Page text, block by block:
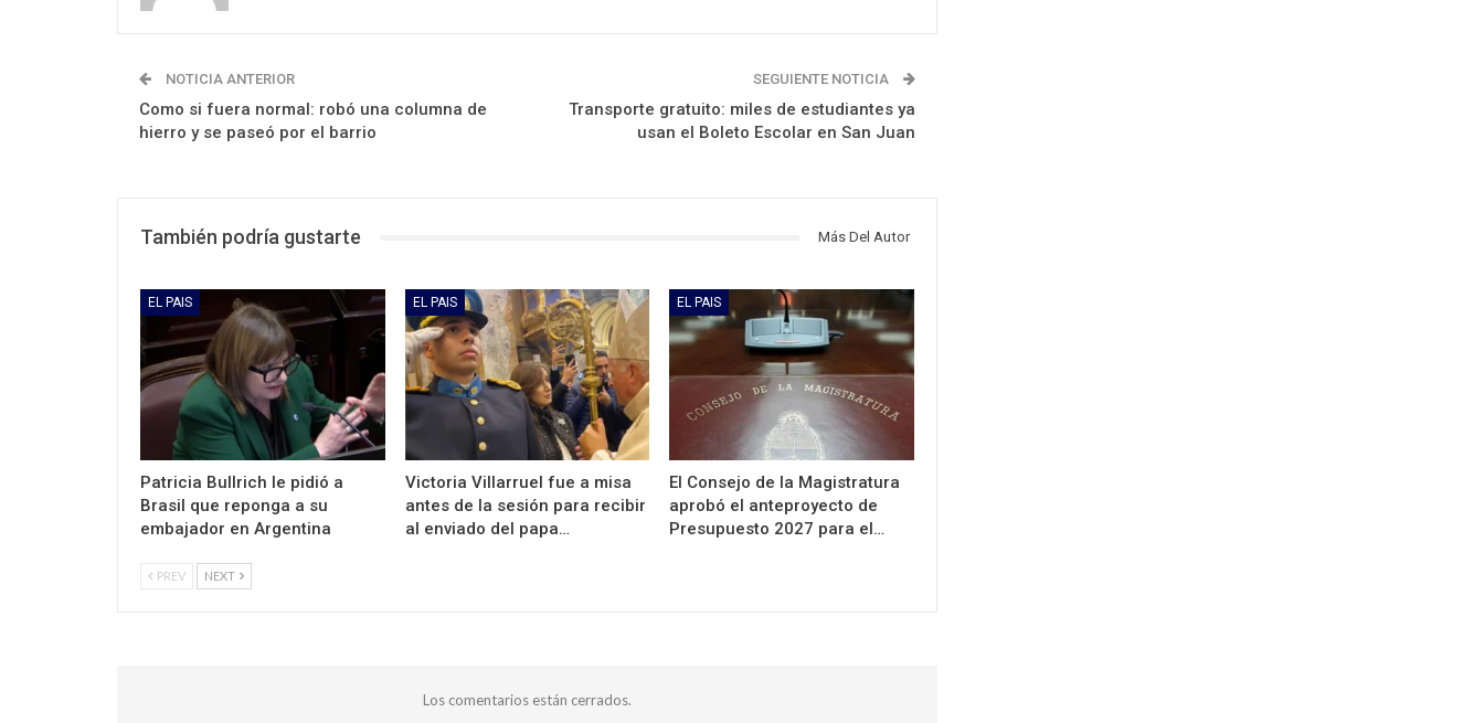
NOTICIA ANTERIOR
Como si fuera normal: robó una columna de
hierro y se paseó por el barrio
SEGUIENTE NOTICIA
Transporte gratuito: miles de estudiantes ya
usan el Boleto Escolar en San Juan
También podría gustarte Más Del Autor
EL PAIS
Patricia Bullrich le pidió a
Brasil que reponga a su
embajador en Argentina
EL PAIS
Victoria Villarruel fue a misa
antes de la sesión para recibir
al enviado del papa…
EL PAIS
El Consejo de la Magistratura
aprobó el anteproyecto de
Presupuesto 2027 para el…
PREV NEXT
Los comentarios están cerrados.